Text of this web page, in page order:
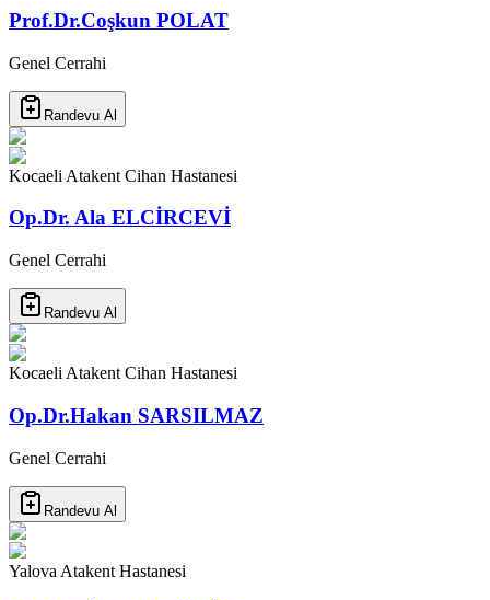
Prof.Dr.Coşkun POLAT
Genel Cerrahi
Randevu Al
Kocaeli Atakent Cihan Hastanesi
Op.Dr. Ala ELCİRCEVİ
Genel Cerrahi
Randevu Al
Kocaeli Atakent Cihan Hastanesi
Op.Dr.Hakan SARSILMAZ
Genel Cerrahi
Randevu Al
Yalova Atakent Hastanesi